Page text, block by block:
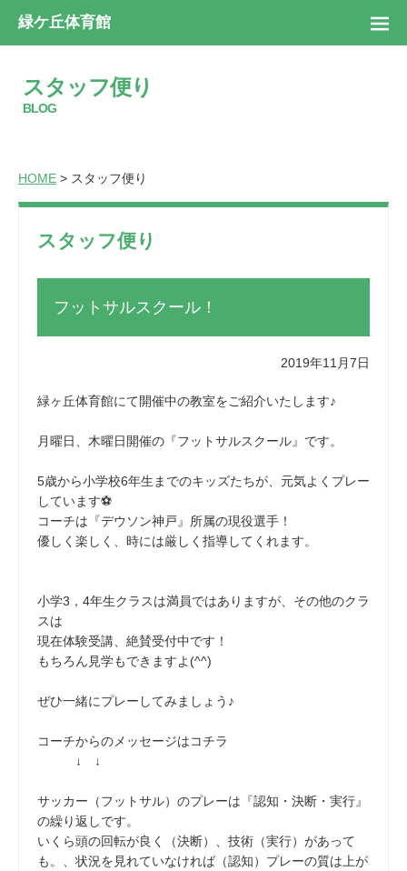
緑ケ丘体育館
スタッフ便り
BLOG
HOME > スタッフ便り
スタッフ便り
フットサルスクール！
2019年11月7日
緑ヶ丘体育館にて開催中の教室をご紹介いたします♪
月曜日、木曜日開催の『フットサルスクール』です。
5歳から小学校6年生までのキッズたちが、元気よくプレー
しています⚽
コーチは『デウソン神戸』所属の現役選手！
優しく楽しく、時には厳しく指導してくれます。
小学3，4年生クラスは満員ではありますが、その他のクラ
スは
現在体験受講、絶賛受付中です！
もちろん見学もできますよ(^^)
ぜひ一緒にプレーしてみましょう♪
コーチからのメッセージはコチラ
↓ ↓
サッカー（フットサル）のプレーは『認知・決断・実行』
の繰り返しです。
いくら頭の回転が良く（決断）、技術（実行）があって
も。、状況を見れていなければ（認知）プレーの質は上が